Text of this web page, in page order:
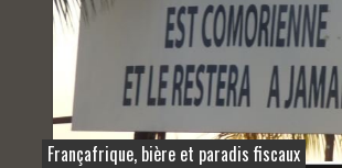
Françafrique, bière et paradis fiscaux